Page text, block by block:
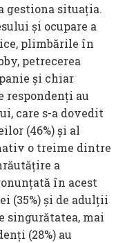
gestiona situația.
și ocupare a
plimbările în
petrecerea
și chiar
respondenți au
care s-a dovedit
(46%) și al
o treime dintre
a
în acest
(35%) și de adulții
singurătatea, mai
(28%) au